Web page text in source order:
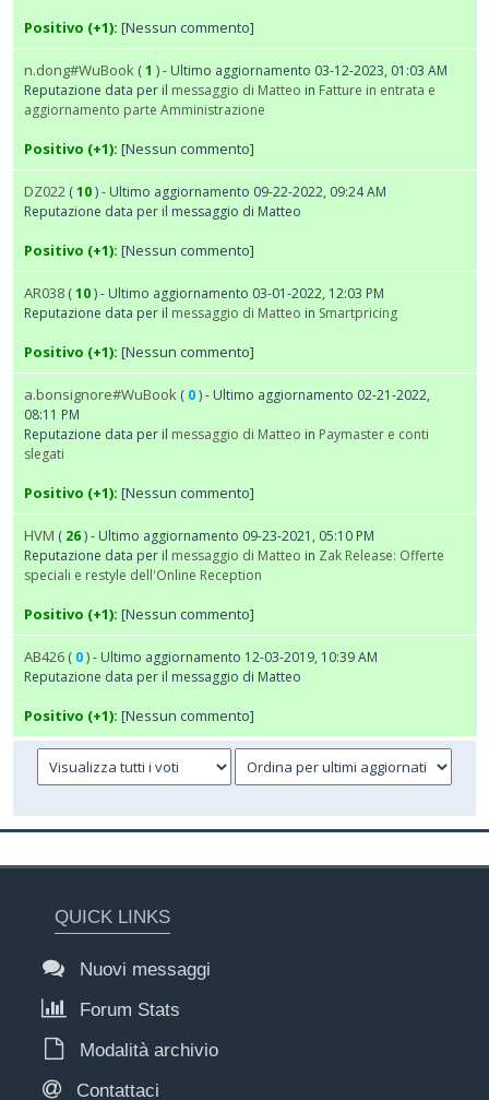
Positivo (+1): [Nessun commento]
n.dong#WuBook (1 ) - Ultimo aggiornamento 03-12-2023, 01:03 AM
Reputazione data per il messaggio di Matteo in Fatture in entrata e
aggiornamento parte Amministrazione
Positivo (+1): [Nessun commento]
DZ022 (10) - Ultimo aggiornamento 09-22-2022, 09:24 AM
Reputazione data per il messaggio di Matteo
Positivo (+1): [Nessun commento]
AR038 (10) - Ultimo aggiornamento 03-01-2022, 12:03 PM
Reputazione data per il messaggio di Matteo in Smartpricing
Positivo (+1): [Nessun commento]
a.bonsignore#WuBook ( 0) - Ultimo aggiornamento 02-21-2022,
08:11 PM
Reputazione data per il messaggio di Matteo in Paymaster e conti
slegati
Positivo (+1): [Nessun commento]
HVM ( 26) - Ultimo aggiornamento 09-23-2021, 05:10 PM
Reputazione data per il messaggio di Matteo in Zak Release: Offerte
speciali e restyle dell'Online Reception
Positivo (+1): [Nessun commento]
AB426 ( 0) - Ultimo aggiornamento 12-03-2019, 10:39 AM
Reputazione data per il messaggio di Matteo
Positivo (+1): [Nessun commento]
QUICK LINKS
Nuovi messaggi
Forum Stats
Modalità archivio
Contattaci